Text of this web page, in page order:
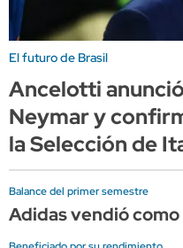
El futuro de Brasil
Ancelotti
Neymar y
la Selección de
Balance del primer semestre
Adidas vendió